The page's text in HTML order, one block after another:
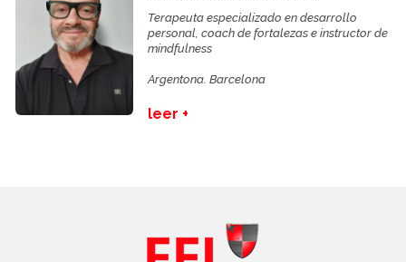
Terapeuta especializado en desarrollo
personal, coach de fortalezas e instructor de
mindfulness
Argentona. Barcelona
leer +